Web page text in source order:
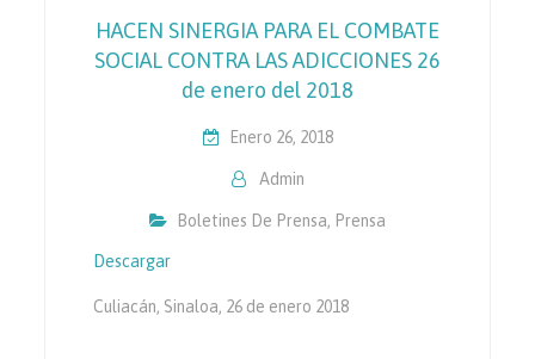
HACEN SINERGIA PARA EL COMBATE
SOCIAL CONTRA LAS ADICCIONES 26
de enero del 2018
Enero 26, 2018
Admin
Boletines De Prensa, Prensa
Descargar
Culiacán, Sinaloa, 26 de enero 2018